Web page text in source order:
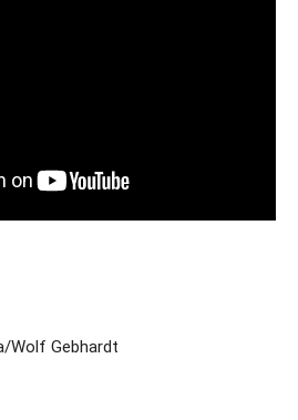
Wolf Gebhardt